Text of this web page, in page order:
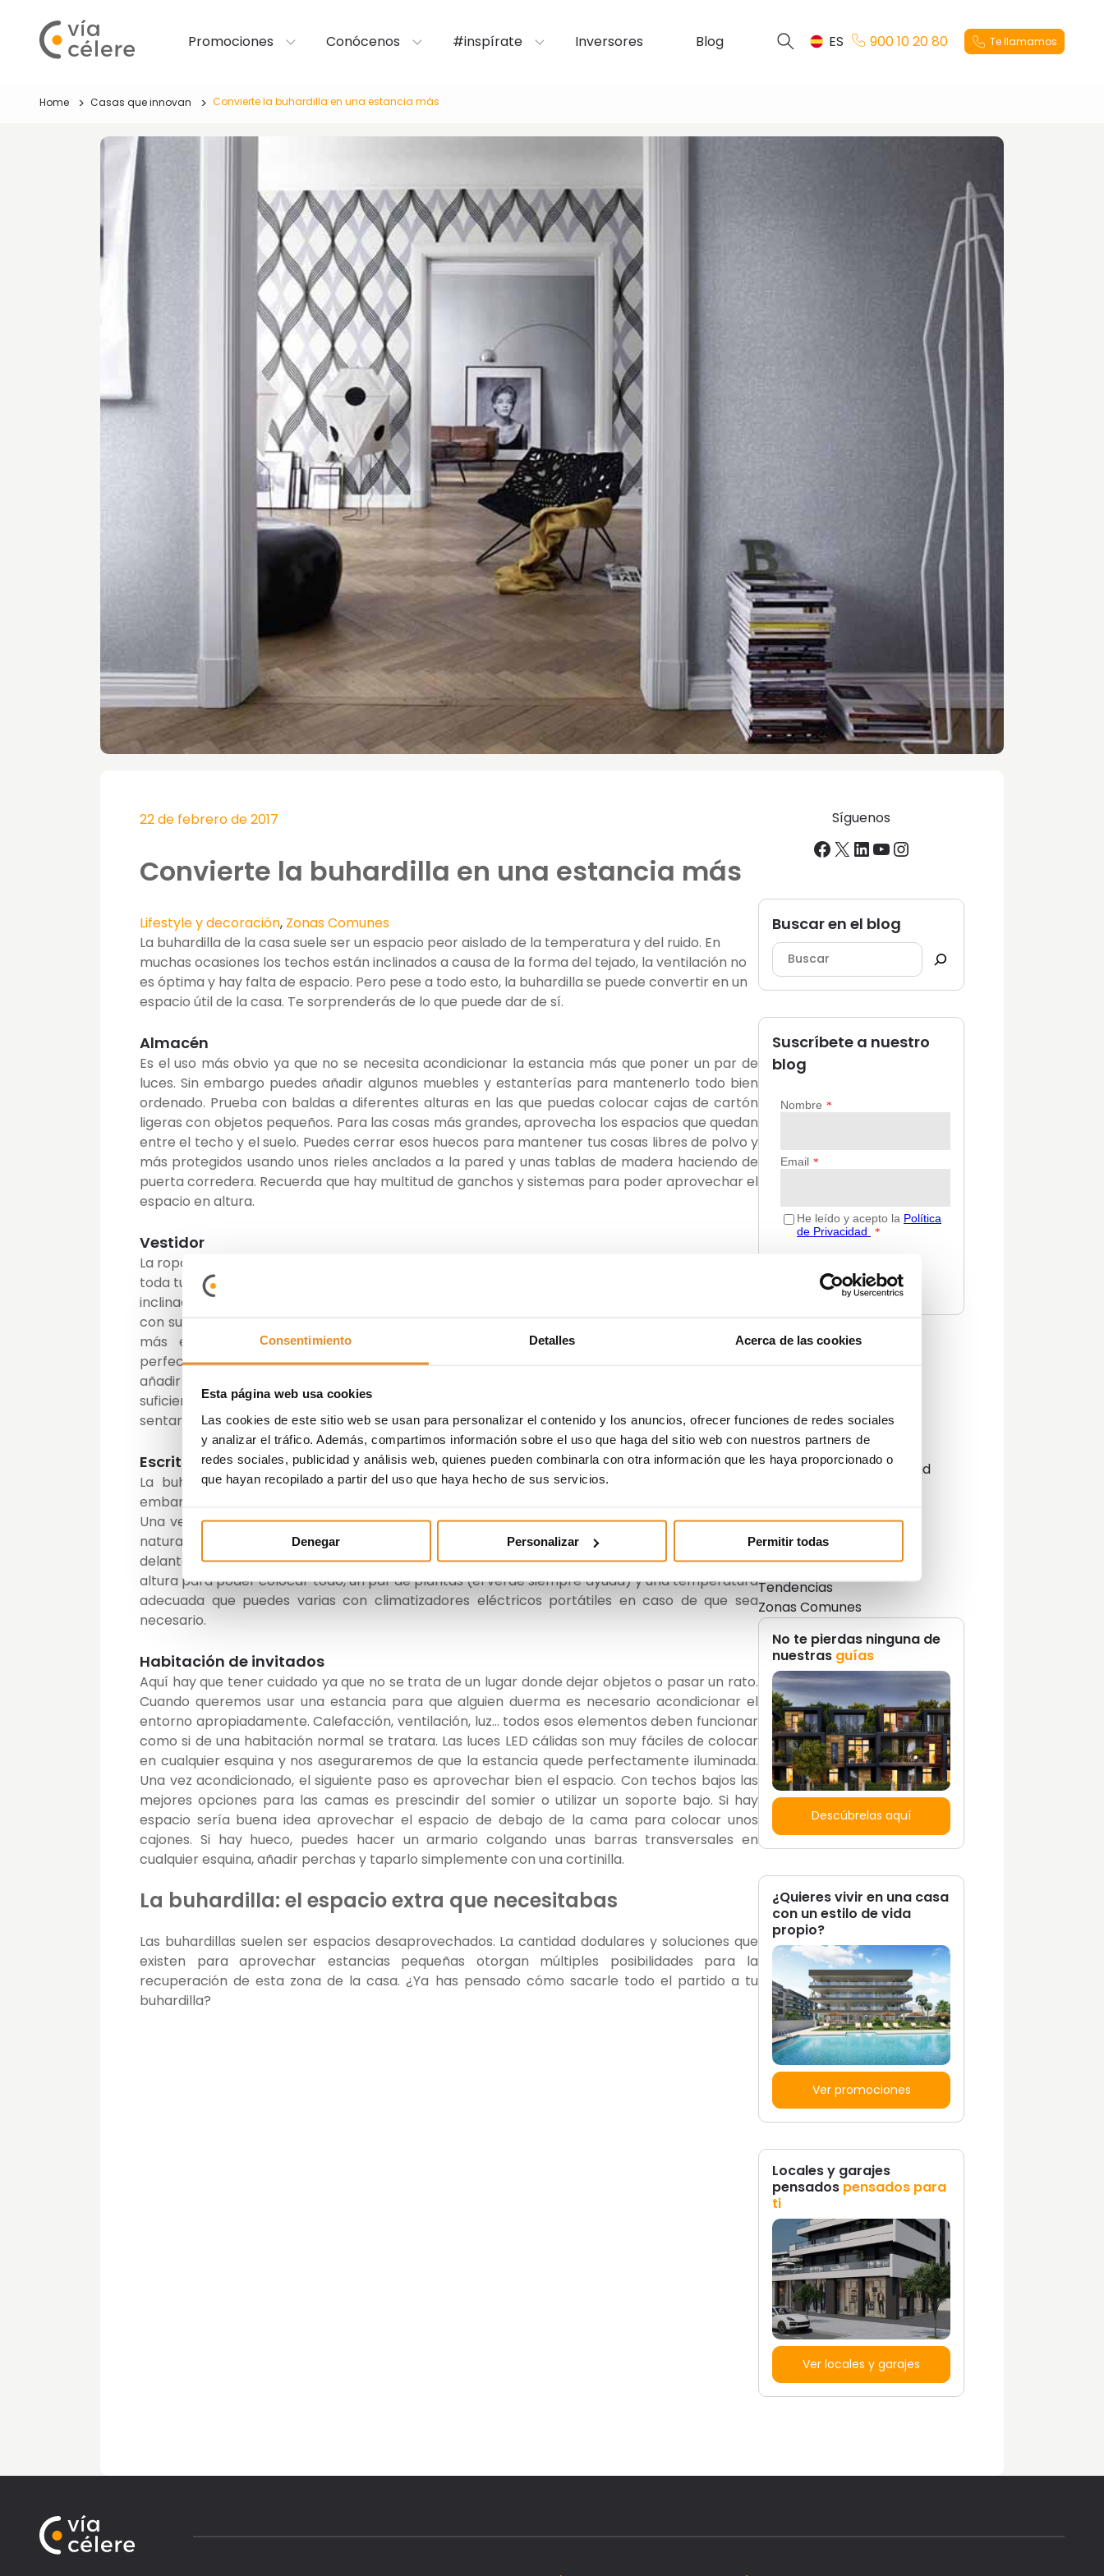
Consentimiento Detalles Acerca de las cookies
Esta página web usa cookies
Las cookies de este sitio web se usan para personalizar el contenido y los anuncios, ofrecer funciones de redes sociales
y analizar el tráfico. Además, compartimos información sobre el uso que haga del sitio web con nuestros partners de
redes sociales, publicidad y análisis web, quienes pueden combinarla con otra información que les haya proporcionado o
que hayan recopilado a partir del uso que haya hecho de sus servicios.
Denegar Personalizar Permitir todas
Promociones Conócenos #inspírate Inversores Blog ES 900 10 20 80 Te llamamos
Home Casas que innovan Convierte la buhardilla en una estancia más
22 de febrero de 2017
Convierte la buhardilla en una estancia más
Lifestyle y decoración, Zonas Comunes
La buhardilla de la casa suele ser un espacio peor aislado de la temperatura y del ruido. En
muchas ocasiones los techos están inclinados a causa de la forma del tejado, la ventilación no
es óptima y hay falta de espacio. Pero pese a todo esto, la buhardilla se puede convertir en un
espacio útil de la casa. Te sorprenderás de lo que puede dar de sí.
Almacén
Es el uso más obvio ya que no se necesita acondicionar la estancia más que poner un par de
luces. Sin embargo puedes añadir algunos muebles y estanterías para mantenerlo todo bien
ordenado. Prueba con baldas a diferentes alturas en las que puedas colocar cajas de cartón
ligeras con objetos pequeños. Para las cosas más grandes, aprovecha los espacios que quedan
entre el techo y el suelo. Puedes cerrar esos huecos para mantener tus cosas libres de polvo y
más protegidos usando unos rieles anclados a la pared y unas tablas de madera haciendo de
puerta corredera. Recuerda que hay multitud de ganchos y sistemas para poder aprovechar el
espacio en altura.
Vestidor
La ropa es de las cosas que más espacio ocupan en una habitación. ¿Has pensado en trasladar
toda tu ropa a la buhardilla y montar ahí un vestidor? Aunque las paredes de la buhardilla estén
inclinada puedes poner baldas en cualquier zona para colocar la ropa doblada. Una esquina
con suficiente altura es perfecta para colocar unas barras y hacer un perchero. En las zonas
más estrellas puedes añadir cajoneras modulares de modo que puedas adaptarlas
perfectamente al espacio que tengas. Las zonas más estrechas puedes aprovecharlas para
añadir un zapatero, ya sea vertical u horizontal. En cualquier tramo de pared lisa y
suficientemente alta te cabrá el espejo y recuerda añadir un par de banquetas donde poder
sentarse para ponernos los zapatos.
Escritorio o despacho
La buhardilla puede ser el lugar perfecto para tener nuestro despacho o escritorio. Sin
embargo aquí la luz natural es tan importante que no todas las buhardillas son aptas para esto.
Una ventana por la que entre suficiente luz es indispensable para trabajar. Además de la luz
natural, la artificial debe estar correctamente colocada. Luz fría para poder estar varias horas
delante de la pantalla del ordenador. Lo siguiente es pensar en una mesa amplia, baldas en
altura para poder colocar todo, un par de plantas (el verde siempre ayuda) y una temperatura
adecuada que puedes varias con climatizadores eléctricos portátiles en caso de que sea
necesario.
Habitación de invitados
Aquí hay que tener cuidado ya que no se trata de un lugar donde dejar objetos o pasar un rato.
Cuando queremos usar una estancia para que alguien duerma es necesario acondicionar el
entorno apropiadamente. Calefacción, ventilación, luz… todos esos elementos deben funcionar
como si de una habitación normal se tratara. Las luces LED cálidas son muy fáciles de colocar
en cualquier esquina y nos aseguraremos de que la estancia quede perfectamente iluminada.
Una vez acondicionado, el siguiente paso es aprovechar bien el espacio. Con techos bajos las
mejores opciones para las camas es prescindir del somier o utilizar un soporte bajo. Si hay
espacio sería buena idea aprovechar el espacio de debajo de la cama para colocar unos
cajones. Si hay hueco, puedes hacer un armario colgando unas barras transversales en
cualquier esquina, añadir perchas y taparlo simplemente con una cortinilla.
La buhardilla: el espacio extra que necesitabas
Las buhardillas suelen ser espacios desaprovechados. La cantidad dodulares y soluciones que
existen para aprovechar estancias pequeñas otorgan múltiples posibilidades para la
recuperación de esta zona de la casa. ¿Ya has pensado cómo sacarle todo el partido a tu
buhardilla?
Síguenos
Facebook
X LinkedIn
YouTube
Instagram
Buscar en el blog
Suscríbete a nuestro
blog
Decoración
Guías
Innovación y sostenibilidad
Opinión del Experto
Podcast
Promociones
Tendencias
Zonas Comunes
No te pierdas ninguna de
nuestras guías
Descúbrelas aquí
¿Quieres vivir en una casa
con un estilo de vida
propio?
Ver promociones
Locales y garajes
pensados pensados para
ti
Ver locales y garajes